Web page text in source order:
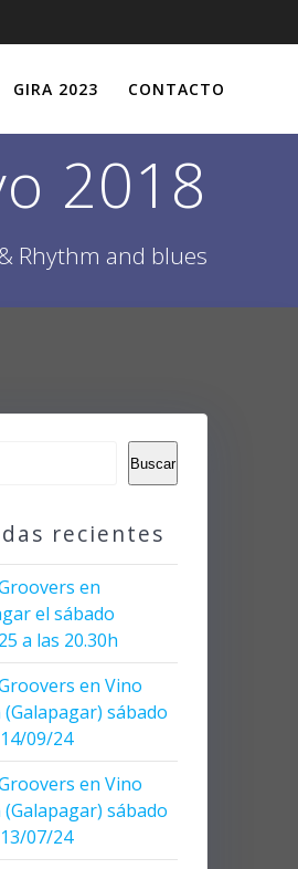
GIRA 2023 CONTACTO
2018
Rhythm and blues
Buscar
recientes
en
el sábado
a las 20.30h
en Vino
(Galapagar) sábado
09/24
en Vino
(Galapagar) sábado
07/24